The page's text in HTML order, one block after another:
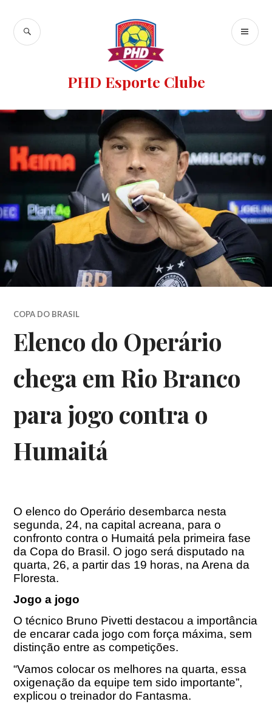
PHD Esporte Clube
COPA DO BRASIL
Elenco do Operário
chega em Rio Branco
para jogo contra o
Humaitá
O elenco do Operário desembarca nesta
segunda, 24, na capital acreana, para o
confronto contra o Humaitá pela primeira fase
da Copa do Brasil. O jogo será disputado na
quarta, 26, a partir das 19 horas, na Arena da
Floresta.
Jogo a jogo
O técnico Bruno Pivetti destacou a importância
de encarar cada jogo com força máxima, sem
distinção entre as competições.
“Vamos colocar os melhores na quarta, essa
oxigenação da equipe tem sido importante”,
explicou o treinador do Fantasma.